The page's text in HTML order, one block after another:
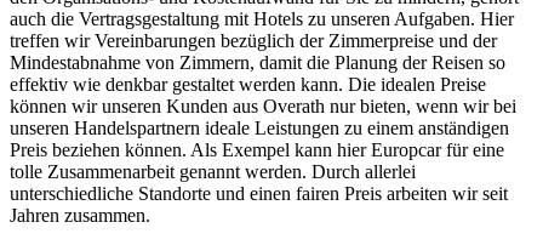
auch die Vertragsgestaltung mit Hotels zu unseren Aufgaben. Hier
treffen wir Vereinbarungen bezüglich der Zimmerpreise und der
Mindestabnahme von Zimmern, damit die Planung der Reisen so
effektiv wie denkbar gestaltet werden kann. Die idealen Preise
können wir unseren Kunden aus Overath nur bieten, wenn wir bei
unseren Handelspartnern ideale Leistungen zu einem anständigen
Preis beziehen können. Als Exempel kann hier Europcar für eine
tolle Zusammenarbeit genannt werden. Durch allerlei
unterschiedliche Standorte und einen fairen Preis arbeiten wir seit
Jahren zusammen.